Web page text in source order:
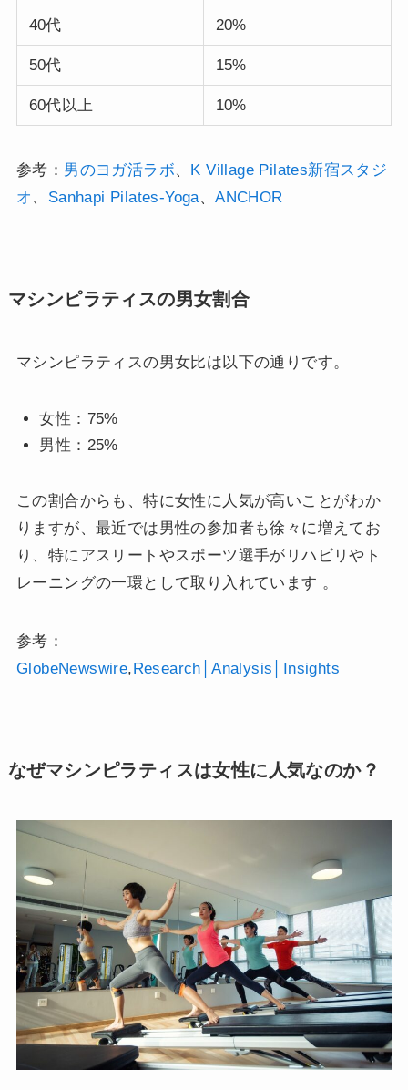
40代 20%
50代 15%
60代以上 10%
参考： 男のヨガ活ラボ、 K Village Pilates新宿スタジ
オ 、 Sanhapi Pilates-Yoga、ANCHOR
マシンピラティスの男女割合
マシンピラティスの男女比は以下の通りです。
女性：75%
男性：25%
この割合からも、特に女性に人気が高いことがわか
りますが、最近では男性の参加者も徐々に増えてお
り、特にアスリートやスポーツ選手がリハビリやト
レーニングの一環として取り入れています​ 。
参考：​
GlobeNewswire,Research│Analysis│Insights
なぜマシンピラティスは女性に人気なのか？